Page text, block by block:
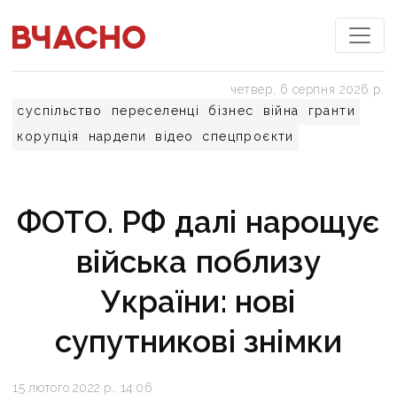
суспільство переселенці бізнес війна
гранти
корупція
нардепи відео спецпроєкти
четвер, 6 серпня 2026 р.
ФОТО. РФ далі нарощує
війська поблизу
України: нові
супутникові знімки
15 лютого 2022 р., 14:06